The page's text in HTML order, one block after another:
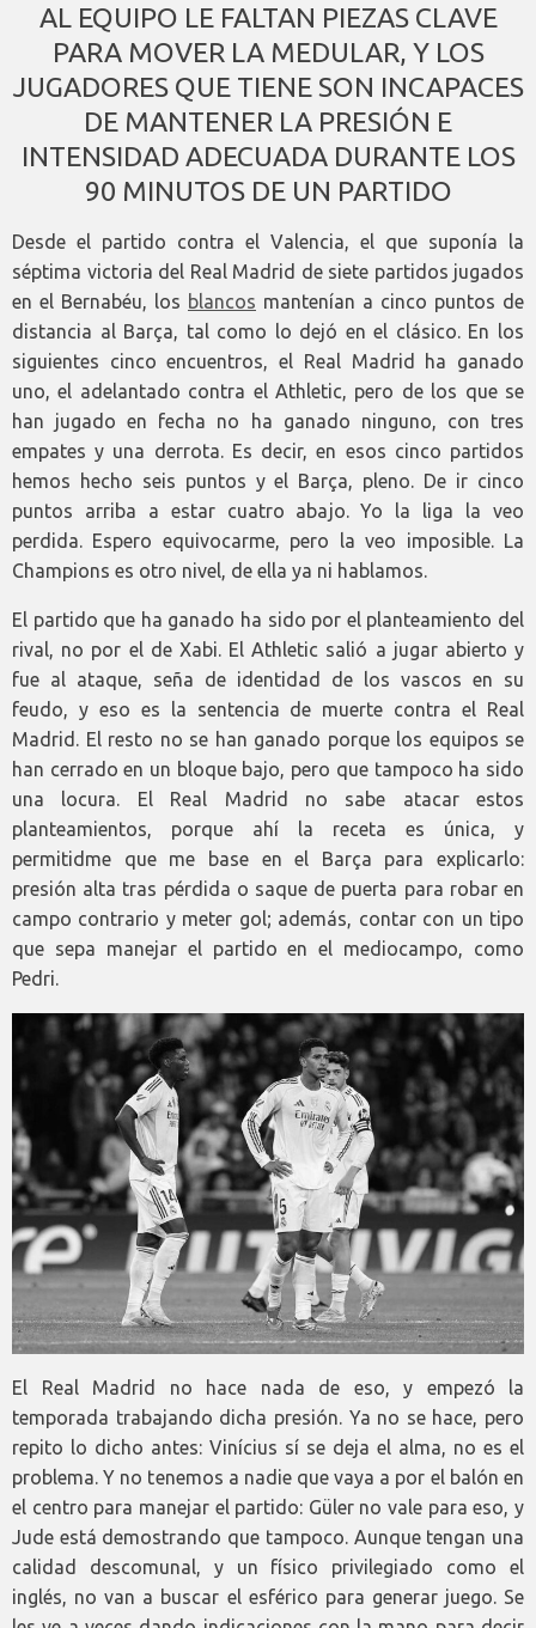
AL EQUIPO LE FALTAN PIEZAS CLAVE
PARA MOVER LA MEDULAR, Y LOS
JUGADORES QUE TIENE SON INCAPACES
DE MANTENER LA PRESIÓN E
INTENSIDAD ADECUADA DURANTE LOS
90 MINUTOS DE UN PARTIDO
Desde el partido contra el Valencia, el que suponía la
séptima victoria del Real Madrid de siete partidos jugados
en el Bernabéu, los blancos mantenían a cinco puntos de
distancia al Barça, tal como lo dejó en el clásico. En los
siguientes cinco encuentros, el Real Madrid ha ganado
uno, el adelantado contra el Athletic, pero de los que se
han jugado en fecha no ha ganado ninguno, con tres
empates y una derrota. Es decir, en esos cinco partidos
hemos hecho seis puntos y el Barça, pleno. De ir cinco
puntos arriba a estar cuatro abajo. Yo la liga la veo
perdida. Espero equivocarme, pero la veo imposible. La
Champions es otro nivel, de ella ya ni hablamos.
El partido que ha ganado ha sido por el planteamiento del
rival, no por el de Xabi. El Athletic salió a jugar abierto y
fue al ataque, seña de identidad de los vascos en su
feudo, y eso es la sentencia de muerte contra el Real
Madrid. El resto no se han ganado porque los equipos se
han cerrado en un bloque bajo, pero que tampoco ha sido
una locura. El Real Madrid no sabe atacar estos
planteamientos, porque ahí la receta es única, y
permitidme que me base en el Barça para explicarlo:
presión alta tras pérdida o saque de puerta para robar en
campo contrario y meter gol; además, contar con un tipo
que sepa manejar el partido en el mediocampo, como
Pedri.
El Real Madrid no hace nada de eso, y empezó la
temporada trabajando dicha presión. Ya no se hace, pero
repito lo dicho antes: Vinícius sí se deja el alma, no es el
problema. Y no tenemos a nadie que vaya a por el balón en
el centro para manejar el partido: Güler no vale para eso, y
Jude está demostrando que tampoco. Aunque tengan una
calidad descomunal, y un físico privilegiado como el
inglés, no van a buscar el esférico para generar juego. Se